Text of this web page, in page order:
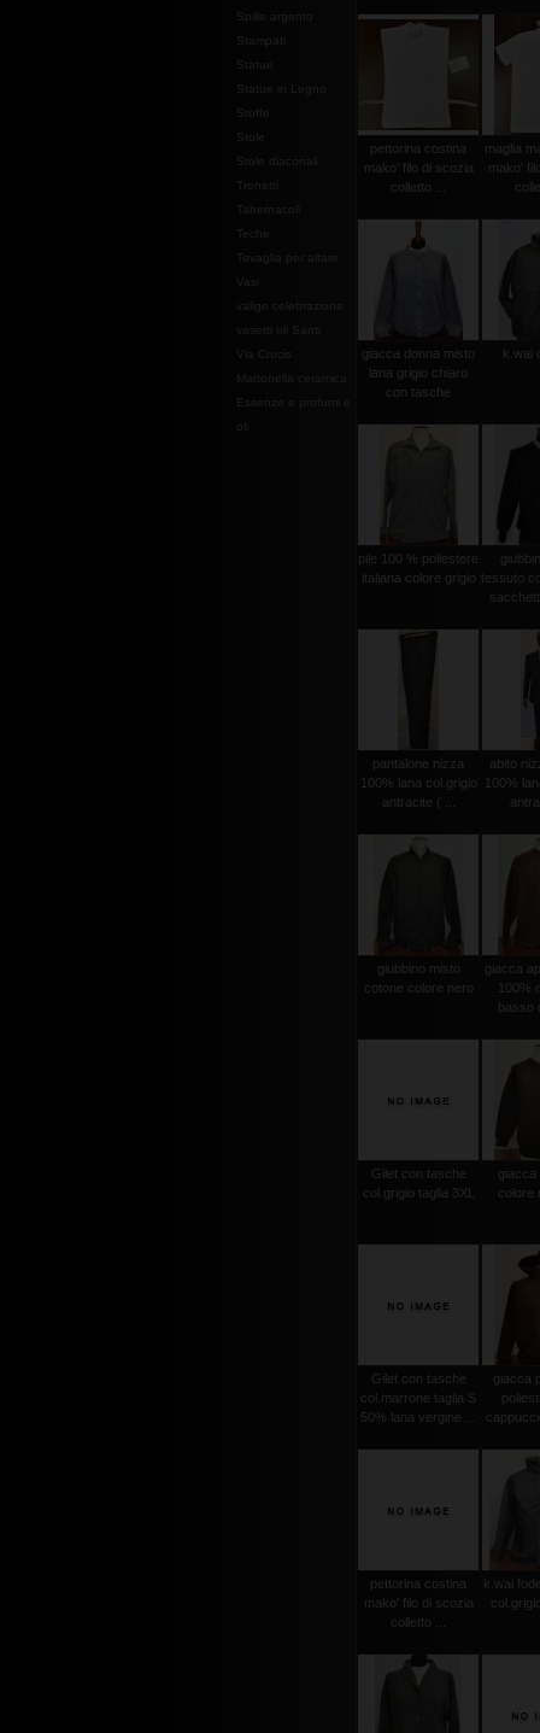
Spille argento
Stampati
Statue
Statue in Legno
Stoffe
Stole
Stole diaconali
Tabernacoli
valige celebrazione
Mattonella ceramica
Essenze e profumi e
pettorina costina
mako' filo di scozia
colletto ...
maglia
mako'
giacca donna misto
lana grigio chiaro
con tasche
k.wai
pile 100 % poliestere
italiana colore grigio
tessuto
pantalone nizza
100% lana col.grigio
antracite ( ...
abito
100%
giubbino misto
cotone colore nero
giacca
100%
basso
Gilet con tasche
col.grigio taglia 3XL
colore
Gilet con tasche
col.marrone taglia S
50% lana vergine ...
giacca
pettorina costina
mako' filo di scozia
colletto ...
k.wai